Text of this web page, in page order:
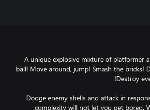
A unique explosive mixture of platformer
ball! Move around, jump! Smash the bricks!
Dodge enemy shells and attack in
complexity will not let you get bored.